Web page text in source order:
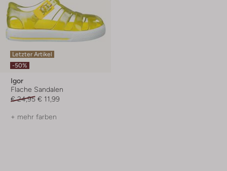
Letzter Artikel
-50%
Igor
Flache Sandalen
€ 24,95 € 11,99
+ mehr farben